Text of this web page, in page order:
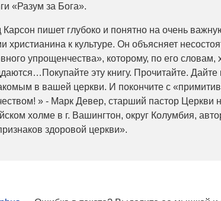
«Разум за Бога».
пишет глубоко и понятно на очень
христианина к культуре. Он объясняет
упрощенчества», которому, по его словам,
эту книгу. Прочитайте. Дайте
в вашей церкви. И покончите с
» - Марк Девер, старший пастор Церкви
холме в г. Вашингтон, округ Колумбия,
здоровой церкви».